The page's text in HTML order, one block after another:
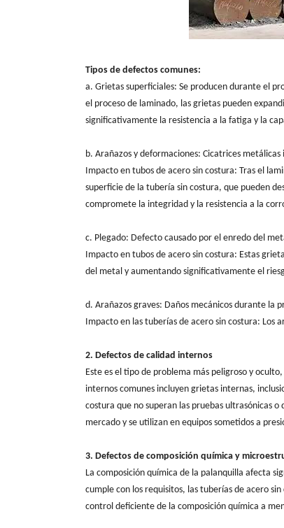
Tipos de defectos comunes:
a. Grietas superficiales: Se producen durante el
el proceso de laminado, las grietas pueden
significativamente la resistencia a la fatiga y la
b. Arañazos y deformaciones: Cicatrices
Impacto en tubos de acero sin costura: Tras el
superficie de la tubería sin costura, que pueden
compromete la integridad y la resistencia a la
c. Plegado: Defecto causado por el enredo del
Impacto en tubos de acero sin costura: Estas
del metal y aumentando significativamente el
d. Arañazos graves: Daños mecánicos durante la
Impacto en las tuberías de acero sin costura: Los
2. Defectos de calidad internos
Este es el tipo de problema más peligroso y
internos comunes incluyen grietas internas,
costura que no superan las pruebas ultrasónicas
mercado y se utilizan en equipos sometidos a
3. Defectos de composición química y
La composición química de la palanquilla afecta
cumple con los requisitos, las tuberías de acero
control deficiente de la composición química a